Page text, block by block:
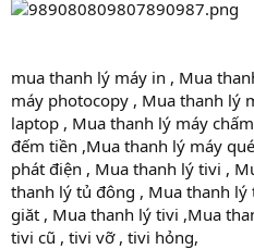
mua thanh lý máy in , Mua
máy photocopy , Mua thanh lý
laptop , Mua thanh lý máy
đếm tiền ,Mua thanh lý máy
phát điện , Mua thanh lý tivi ,
thanh lý tủ đông , Mua thanh
giăt , Mua thanh lý tivi ,Mua
tivi cũ , tivi vỡ , tivi hỏng,